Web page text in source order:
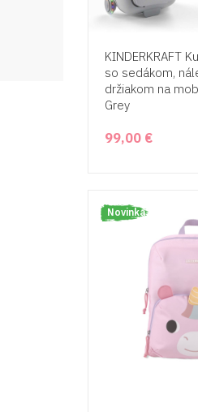
KINDERKRAFT
so sedákom,
držiakom na
Grey
99,00 €
Novinka